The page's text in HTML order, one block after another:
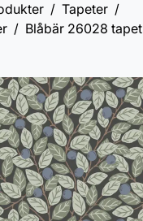
Tapeter
Blåbär 26028 tapet